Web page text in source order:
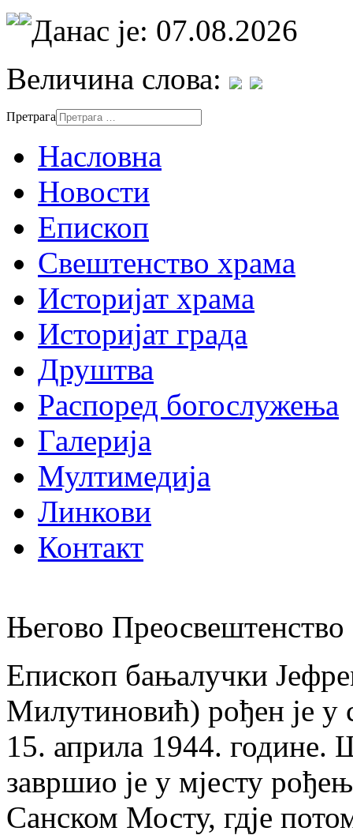
Данас је: 07.08.2026
Величина слова:
Претрага
Насловна
Новости
Епископ
Свештенство храма
Историјат храма
Историјат града
Друштва
Распоред богослужења
Галерија
Мултимедија
Линкови
Контакт
Његово
Епископ бањалучки
Милутиновић) рођен је у
15. априла 1944. године.
завршио је у мјесту
Санском Мосту, гдје